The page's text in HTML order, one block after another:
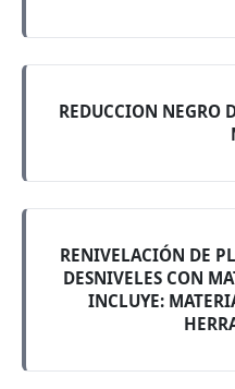
REDUCCION NEGRO
RENIVELACIÓN DE
DESNIVELES CON
INCLUYE: